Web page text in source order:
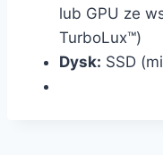
lub GPU ze
TurboLux™)
Dysk: SSD